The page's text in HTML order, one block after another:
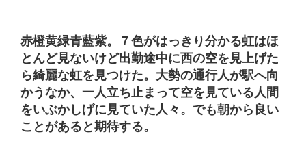
赤橙黄緑青藍紫。７色がはっきり分かる虹はほ
とんど見ないけど出勤途中に西の空を見上げた
ら綺麗な虹を見つけた。大勢の通行人が駅へ向
かうなか、一人立ち止まって空を見ている人間
をいぶかしげに見ていた人々。でも朝から良い
ことがあると期待する。